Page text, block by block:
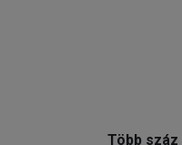
Több száz